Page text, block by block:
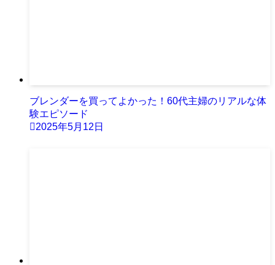
ブレンダーを買ってよかった！60代主婦のリアルな体
験エピソード
2025年5月12日